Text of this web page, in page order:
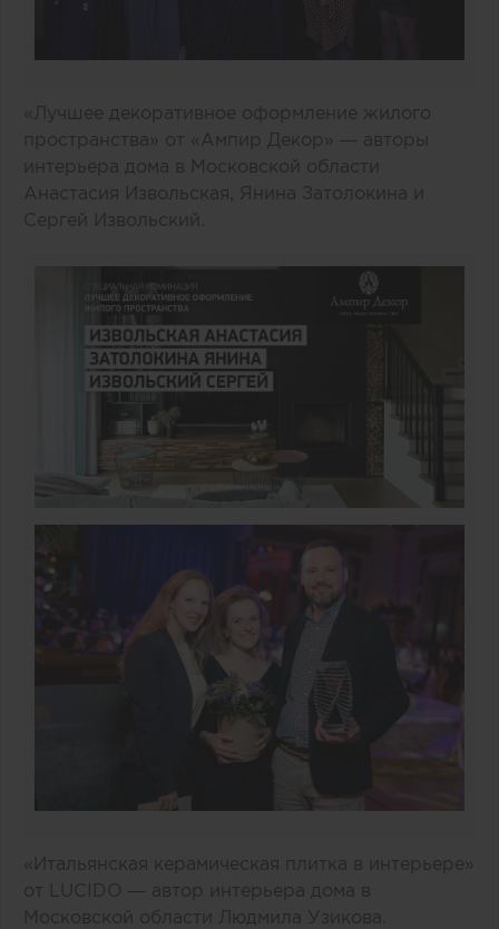
«Лучшее декоративное оформление жилого
пространства» от «Ампир Декор» — авторы
интерьера дома в Московской области
Анастасия Извольская, Янина Затолокина и
Сергей Извольский.
«Итальянская керамическая плитка в интерьере»
от LUCIDO — автор интерьера дома в
Московской области Людмила Узикова.